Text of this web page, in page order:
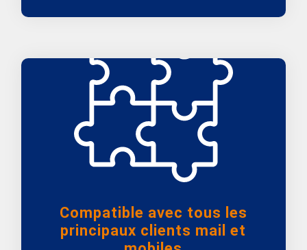
Compatible avec tous les
principaux clients mail et